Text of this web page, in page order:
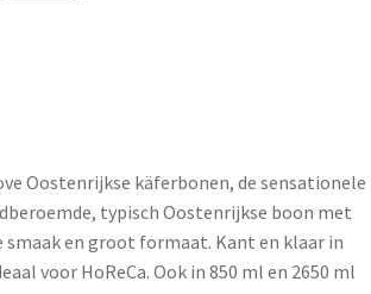
Oostenrijkse käferbonen, de sensationele
typisch Oostenrijkse boon met
en groot formaat. Kant en klaar in
voor HoReCa. Ook in 850 ml en 2650 ml